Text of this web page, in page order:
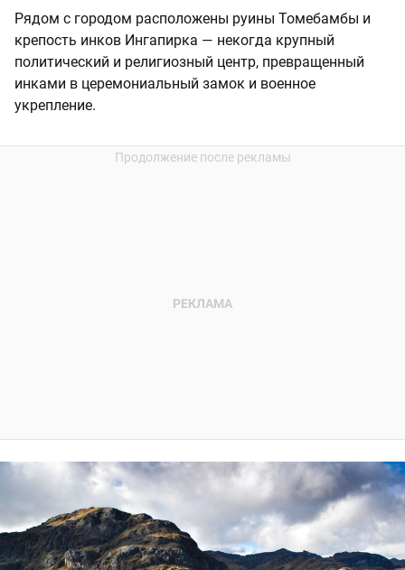
Рядом с городом расположены руины Томебамбы и
крепость инков Ингапирка — некогда крупный
политический и религиозный центр, превращенный
инками в церемониальный замок и военное
укрепление.